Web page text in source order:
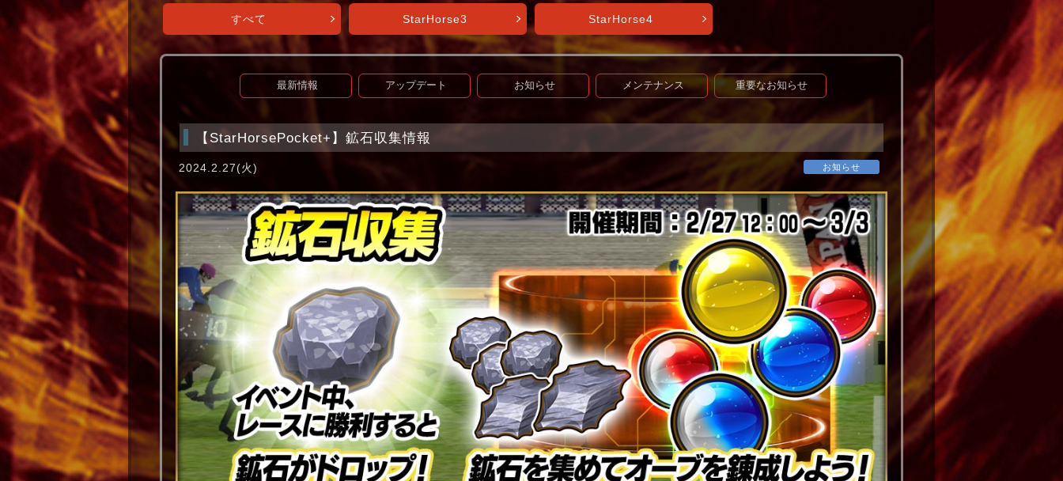
すべて StarHorse3 StarHorse4
最新情報 アップデート お知らせ メンテナンス 重要なお知らせ
【StarHorsePocket+】鉱石収集情報
お知らせ
2024.2.27(火)